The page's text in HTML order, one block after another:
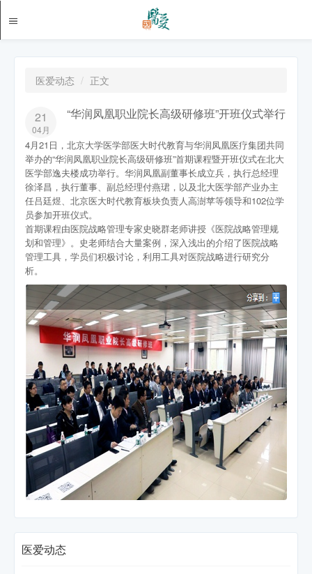
医爱动态 正文
21
04月
“华润凤凰职业院长高级研修班”开班仪式举行
4月21日，北京大学医学部医大时代教育与华润凤凰医疗集团共同
举办的“华润凤凰职业院长高级研修班”首期课程暨开班仪式在北大
医学部逸夫楼成功举行。华润凤凰副董事长成立兵，执行总经理
徐泽昌，执行董事、副总经理付燕珺，以及北大医学部产业办主
任吕廷煜、北京医大时代教育板块负责人高澍苹等领导和102位学
员参加开班仪式。
首期课程由医院战略管理专家史晓群老师讲授《医院战略管理规
划和管理》。史老师结合大量案例，深入浅出的介绍了医院战略
管理工具，学员们积极讨论，利用工具对医院战略进行研究分
析。
医爱动态